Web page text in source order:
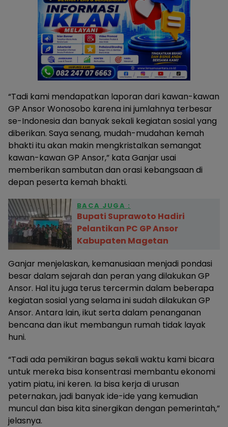
“Tadi kami mendapatkan laporan dari kawan-kawan
GP Ansor Wonosobo karena ini jumlahnya terbesar
se-Indonesia dan banyak sekali kegiatan sosial yang
diberikan. Saya senang, mudah-mudahan kemah
bhakti itu akan makin mengkristalkan semangat
kawan-kawan GP Ansor,” kata Ganjar usai
memberikan sambutan dan orasi kebangsaan di
depan peserta kemah bhakti.
BACA JUGA :
Bupati Suprawoto Hadiri
Pelantikan PC GP Ansor
Kabupaten Magetan
Ganjar menjelaskan, kemanusiaan menjadi pondasi
besar dalam sejarah dan peran yang dilakukan GP
Ansor. Hal itu juga terus tercermin dalam beberapa
kegiatan sosial yang selama ini sudah dilakukan GP
Ansor. Antara lain, ikut serta dalam penanganan
bencana dan ikut membangun rumah tidak layak
huni.
“Tadi ada pemikiran bagus sekali waktu kami bicara
untuk mereka bisa konsentrasi membantu ekonomi
yatim piatu, ini keren. Ia bisa kerja di urusan
peternakan, jadi banyak ide-ide yang kemudian
muncul dan bisa kita sinergikan dengan pemerintah,”
jelasnya.